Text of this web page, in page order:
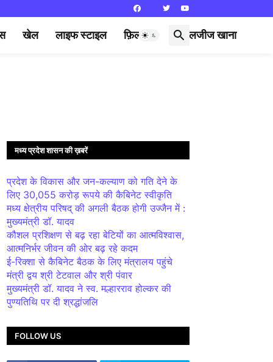
खेल लाइफ स्टाइल फ़िल्मी दुनिया लजीज खाना
मध्य प्रदेश शासन की ख़बरें
प्रदेश के विकास और जन-कल्याण को गति देने के
लिए 30,055 करोड़ रूपये की कैबिनेट स्वीकृति
मध्य क्षेत्रीय परिषद् की अगली बैठक होगी उज्जैन में :
मुख्यमंत्री डॉ. यादव
कौशल प्रशिक्षण से बढ़ रहा बेटियों का आत्मविश्वास,
आत्मनिर्भर जीवन की ओर बढ़ रहे कदम
ई-रिक्शा से कैबिनेट बैठक के लिए मंत्रालय पहुंचे
मंत्री द्वय श्री टेटवाल और श्री पंवार
मुख्यमंत्री डॉ. यादव ने स्व. मल्हारराव होल्कर की
पुण्यतिथि पर दी श्रद्धांजलि
FOLLOW US